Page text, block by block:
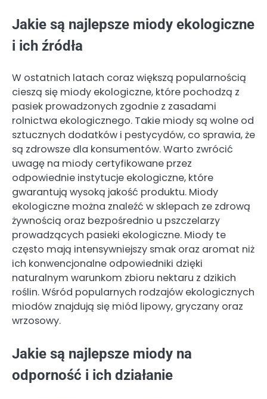
Jakie są najlepsze miody ekologiczne
i ich źródła
W ostatnich latach coraz większą popularnością
cieszą się miody ekologiczne, które pochodzą z
pasiek prowadzonych zgodnie z zasadami
rolnictwa ekologicznego. Takie miody są wolne od
sztucznych dodatków i pestycydów, co sprawia, że
są zdrowsze dla konsumentów. Warto zwrócić
uwagę na miody certyfikowane przez
odpowiednie instytucje ekologiczne, które
gwarantują wysoką jakość produktu. Miody
ekologiczne można znaleźć w sklepach ze zdrową
żywnością oraz bezpośrednio u pszczelarzy
prowadzących pasieki ekologiczne. Miody te
często mają intensywniejszy smak oraz aromat niż
ich konwencjonalne odpowiedniki dzięki
naturalnym warunkom zbioru nektaru z dzikich
roślin. Wśród popularnych rodzajów ekologicznych
miodów znajdują się miód lipowy, gryczany oraz
wrzosowy.
Jakie są najlepsze miody na
odporność i ich działanie